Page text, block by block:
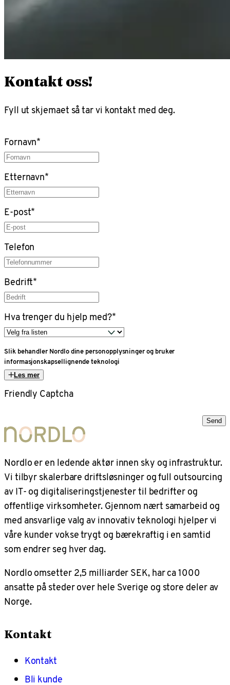
Kontakt oss!
Fyll ut skjemaet så tar vi kontakt med deg.
Fornavn*
Etternavn*
E-post*
Telefon
Bedrift*
Hva trenger du hjelp med?*
Slik behandler Nordlo dine personopplysninger og bruker
informasjonskapsellignende teknologi
Les mer
Friendly Captcha
Send
Nordlo er en ledende aktør innen sky og infrastruktur.
Vi tilbyr skalerbare driftsløsninger og full outsourcing
av IT- og digitaliseringstjenester til bedrifter og
offentlige virksomheter. Gjennom nært samarbeid og
med ansvarlige valg av innovativ teknologi hjelper vi
våre kunder vokse trygt og bærekraftig i en samtid
som endrer seg hver dag.
Nordlo omsetter 2,5 milliarder SEK, har ca 1000
ansatte på steder over hele Sverige og store deler av
Norge.
Kontakt
Kontakt
Bli kunde